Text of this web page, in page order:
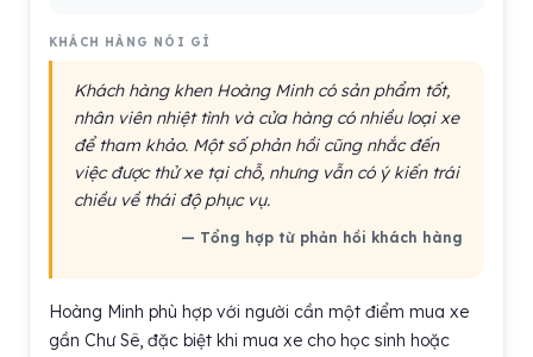
KHÁCH HÀNG NÓI GÌ
Khách hàng khen Hoàng Minh có sản phẩm tốt,
nhân viên nhiệt tình và cửa hàng có nhiều loại xe
để tham khảo. Một số phản hồi cũng nhắc đến
việc được thử xe tại chỗ, nhưng vẫn có ý kiến trái
chiều về thái độ phục vụ.
— Tổng hợp từ phản hồi khách hàng
Hoàng Minh phù hợp với người cần một điểm mua xe
gần Chư Sê, đặc biệt khi mua xe cho học sinh hoặc